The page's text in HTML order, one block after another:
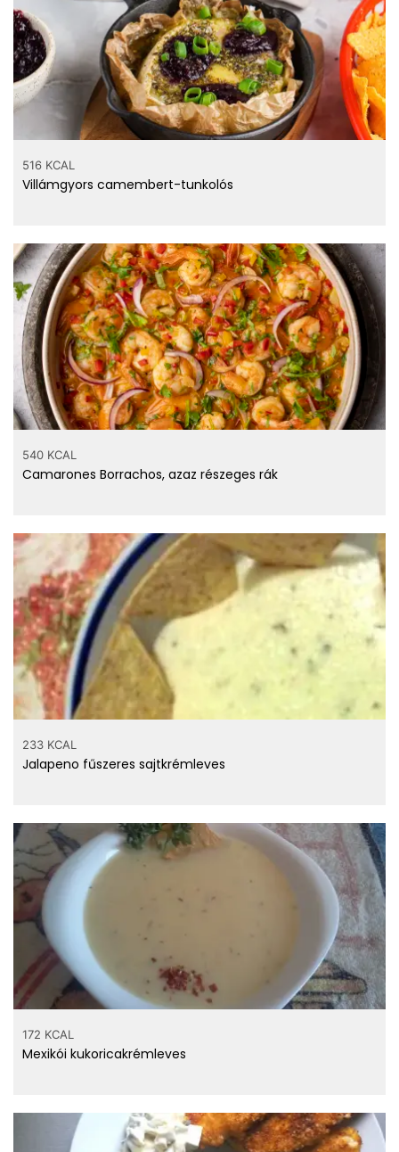
516 KCAL
Villámgyors camembert-tunkolós
540 KCAL
Camarones Borrachos, azaz részeges rák
233 KCAL
Jalapeno fűszeres sajtkrémleves
172 KCAL
Mexikói kukoricakrémleves